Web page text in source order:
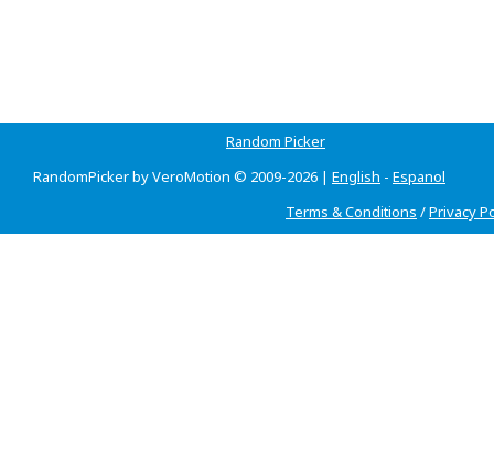
Random Picker
RandomPicker by VeroMotion © 2009-2026 | English - Espanol
Terms & Conditions /Privacy